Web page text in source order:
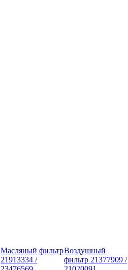
Масляный фильтр
21913334 /
Воздушный
фильтр 21377909 /